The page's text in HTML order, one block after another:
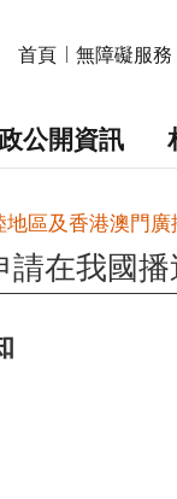
首頁 無障礙服務
公開資訊
地區及香港澳門
請在我國